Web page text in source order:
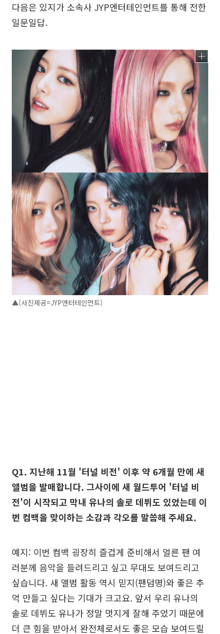
다음은 있지가 소속사 JYP엔터테인먼트를 통해 전한
일문일답.
▲(사진제공=JYP엔터테인먼트)
Q1. 지난해 11월 '터널 비전' 이후 약 6개월 만에 새
앨범을 발매합니다. 그사이에 새 월드투어 '터널 비
전'이 시작되고 막내 유나의 솔로 데뷔도 있었는데 이
번 컴백을 맞이하는 소감과 각오를 말씀해 주세요.
예지: 이번 컴백 굉장히 즐겁게 준비해서 얼른 팬 여
러분께 음악을 들려드리고 싶고 무대도 보여드리고
싶습니다. 새 앨범 활동 역시 믿지(팬덤명)와 좋은 추
억 만들고 싶다는 기대가 크고요. 앞서 우리 유나의
솔로 데뷔도 유나가 정말 멋지게 잘해 주었기 때문에
더 큰 힘을 받아서 완전체로서도 좋은 모습 보여드릴